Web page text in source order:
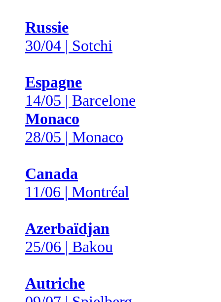
Russie
30/04 | Sotchi
Espagne
14/05 | Barcelone
Monaco
28/05 | Monaco
Canada
11/06 | Montréal
Azerbaïdjan
25/06 | Bakou
Autriche